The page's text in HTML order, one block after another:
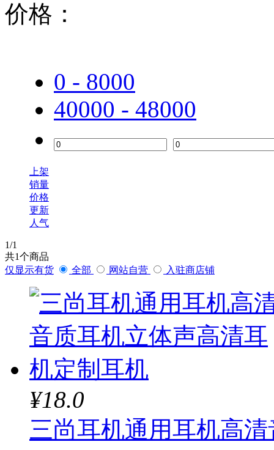
双飞燕
水星
金士顿
华硕
铭瑄
罗技
酷冷至尊
价格：
0 - 8000
40000 - 48000
上架
销量
价格
更新
人气
1/1
共1个商品
仅显示有货
全部 网站自营 入驻商店铺
¥18.0
三尚耳机通用耳机高